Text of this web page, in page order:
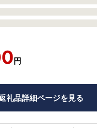
円
礼品詳細ページを見る